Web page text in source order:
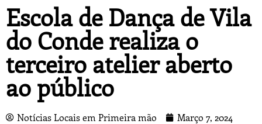
Escola de Dança de Vila
do Conde realiza o
terceiro atelier aberto
ao público
Notícias Locais em Primeira mão
Março 7, 2024